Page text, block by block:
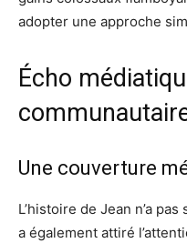
adopter une approche
Écho
Une couverture
L’histoire de Jean n’a
a également attiré